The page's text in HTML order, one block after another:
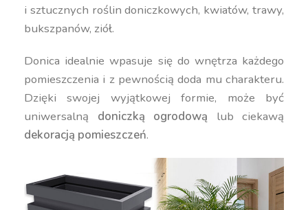
i sztucznych roślin doniczkowych, kwiatów, trawy,
bukszpanów, ziół.
Donica idealnie wpasuje się do wnętrza każdego
pomieszczenia i z pewnością doda mu charakteru.
Dzięki swojej wyjątkowej formie, może być
uniwersalną doniczką ogrodową lub ciekawą
dekoracją pomieszczeń.